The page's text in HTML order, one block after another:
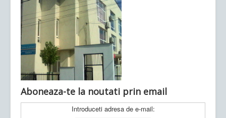
Ultimele articole: Vi, 04.11.2022 -
Județean Mehedinți
Aboneaza-te la noutati prin email
Introduceti adresa de e-mail: